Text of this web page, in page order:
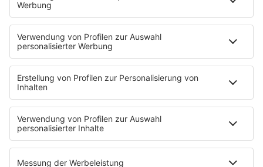
Connect
Team
Musik-Tester werden!
KISS FM APP
Jobline
Streams
Podcasts
Mehr Streams